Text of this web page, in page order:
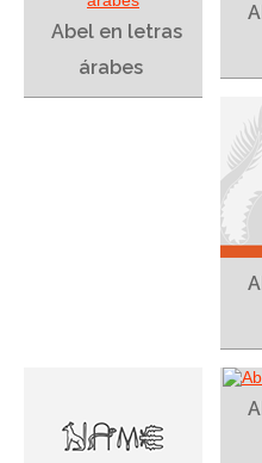
Abel en letras
árabes